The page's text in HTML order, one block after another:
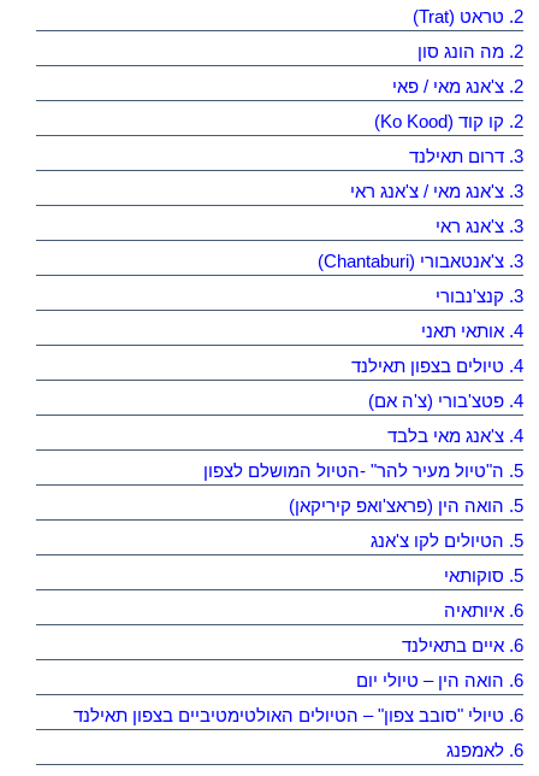
2. טראט (Trat)
2. מה הונג סון
2. צ'אנג מאי / פאי
2. קו קוד (Ko Kood)
3. דרום תאילנד
3. צ'אנג מאי / צ'אנג ראי
3. צ'אנג ראי
3. צ'אנטאבורי (Chantaburi)
3. קנצ'נבורי
4. אותאי תאני
4. טיולים בצפון תאילנד
4. פטצ'בורי (צ'ה אם)
4. צ'אנג מאי בלבד
5. ה"טיול מעיר להר" -הטיול המושלם לצפון
5. הואה הין (פראצ'ואפ קיריקאן)
5. הטיולים לקו צ'אנג
5. סוקותאי
6. איותאיה
6. איים בתאילנד
6. הואה הין – טיולי יום
6. טיולי "סובב צפון" – הטיולים האולטימטיביים בצפון תאילנד
6. לאמפנג